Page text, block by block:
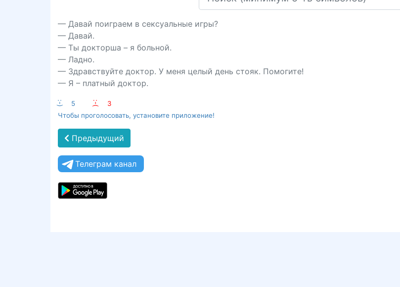
— Давай поиграем в ceксуальные игры?
— Давай.
— Ты докторша – я больной.
— Ладно.
— Здравствуйте доктор. У меня целый день стояк. Помогите!
— Я – платный доктор.
:-) 5 :-(
3
Чтобы проголосовать, установите приложение!
Предыдущий
Телеграм канал